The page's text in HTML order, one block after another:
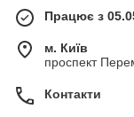
Працює з
м. Київ
проспект
Контакти